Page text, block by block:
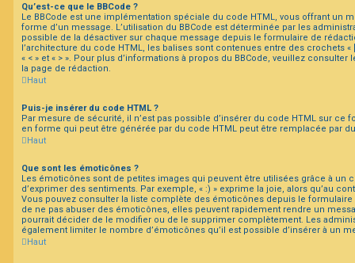
Qu’est-ce que le BBCode ?
Le BBCode est une implémentation spéciale du code HTML, vous offrant un
forme d’un message. L’utilisation du BBCode est déterminée par les
possible de la désactiver sur chaque message depuis le formulaire de
l’architecture du code HTML, les balises sont contenues entre des crochets «
« < » et « > ». Pour plus d’informations à propos du BBCode, veuillez
la page de rédaction.
Haut
Puis-je insérer du code HTML ?
Par mesure de sécurité, il n’est pas possible d’insérer du code HTML sur ce
en forme qui peut être générée par du code HTML peut être remplacée par
Haut
Que sont les émoticônes ?
Les émoticônes sont de petites images qui peuvent être utilisées grâce à un
d’exprimer des sentiments. Par exemple, « :) » exprime la joie, alors qu’au
Vous pouvez consulter la liste complète des émoticônes depuis le formulaire
de ne pas abuser des émoticônes, elles peuvent rapidement rendre un
pourrait décider de le modifier ou de le supprimer complètement. Les
également limiter le nombre d’émoticônes qu’il est possible d’insérer à un
Haut